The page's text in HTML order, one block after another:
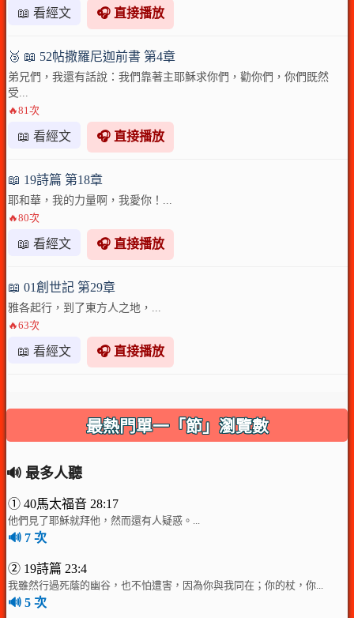
📖 看經文 🎧 直接播放
🥉 📖 52帖撒羅尼迦前書 第4章
弟兄們，我還有話說：我們靠著主耶穌求你們，勸你們，你們既然
受...
🔥81次
📖 看經文 🎧 直接播放
📖 19詩篇 第18章
耶和華，我的力量啊，我愛你！...
🔥80次
📖 看經文 🎧 直接播放
📖 01創世記 第29章
雅各起行，到了東方人之地，...
🔥63次
📖 看經文 🎧 直接播放
最熱門單一「節」瀏覽數
🔊 最多人聽
① 40馬太福音 28:17
他們見了耶穌就拜他，然而還有人疑惑。...
🔊 7 次
② 19詩篇 23:4
我雖然行過死蔭的幽谷，也不怕遭害，因為你與我同在；你的杖，你...
🔊 5 次